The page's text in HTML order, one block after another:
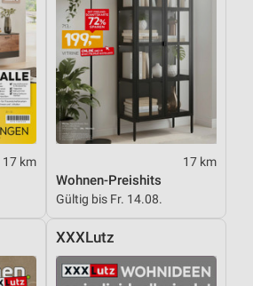
17 km 17 km
Wohnen-Preishits
Gültig bis Fr. 14.08.
XXXLutz